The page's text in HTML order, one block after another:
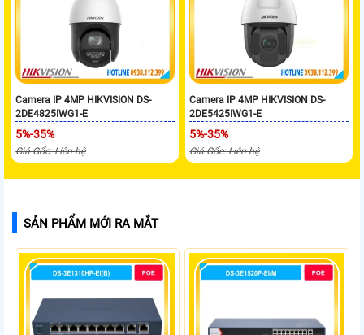
Camera IP 4MP HIKVISION DS-
2DE4825IWG1-E
5%-35%
Giá Gốc: Liên hệ
Camera IP 4MP HIKVISION DS-
2DE5425IWG1-E
5%-35%
Giá Gốc: Liên hệ
SẢN PHẨM MỚI RA MẮT